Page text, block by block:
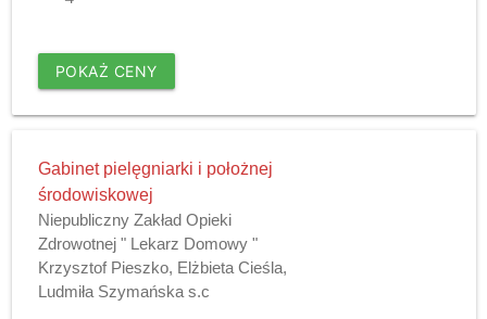
POKAŻ CENY
Gabinet pielęgniarki i położnej
środowiskowej
Niepubliczny Zakład Opieki
Zdrowotnej " Lekarz Domowy "
Krzysztof Pieszko, Elżbieta Cieśla,
Ludmiła Szymańska s.c